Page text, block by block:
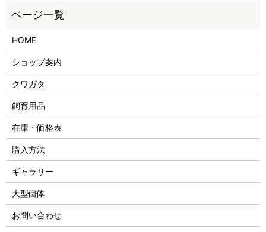
HOME
ショップ案内
クワガタ
飼育用品
在庫・価格表
購入方法
ギャラリー
大型個体
お問い合わせ